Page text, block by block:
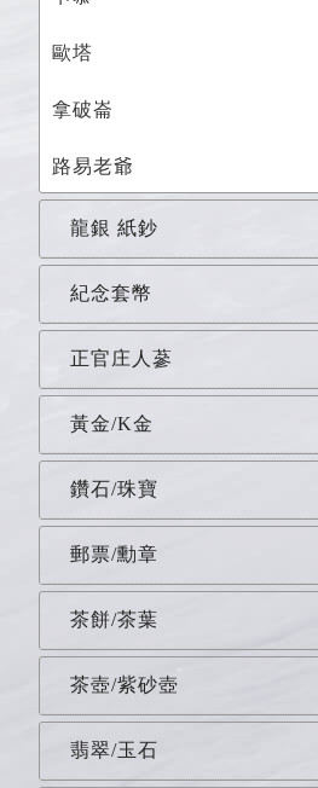
歐塔
拿破崙
路易老爺
龍銀 紙鈔
紀念套幣
正官庄人蔘
黃金/K金
鑽石/珠寶
郵票/勳章
茶餅/茶葉
茶壺/紫砂壺
翡翠/玉石